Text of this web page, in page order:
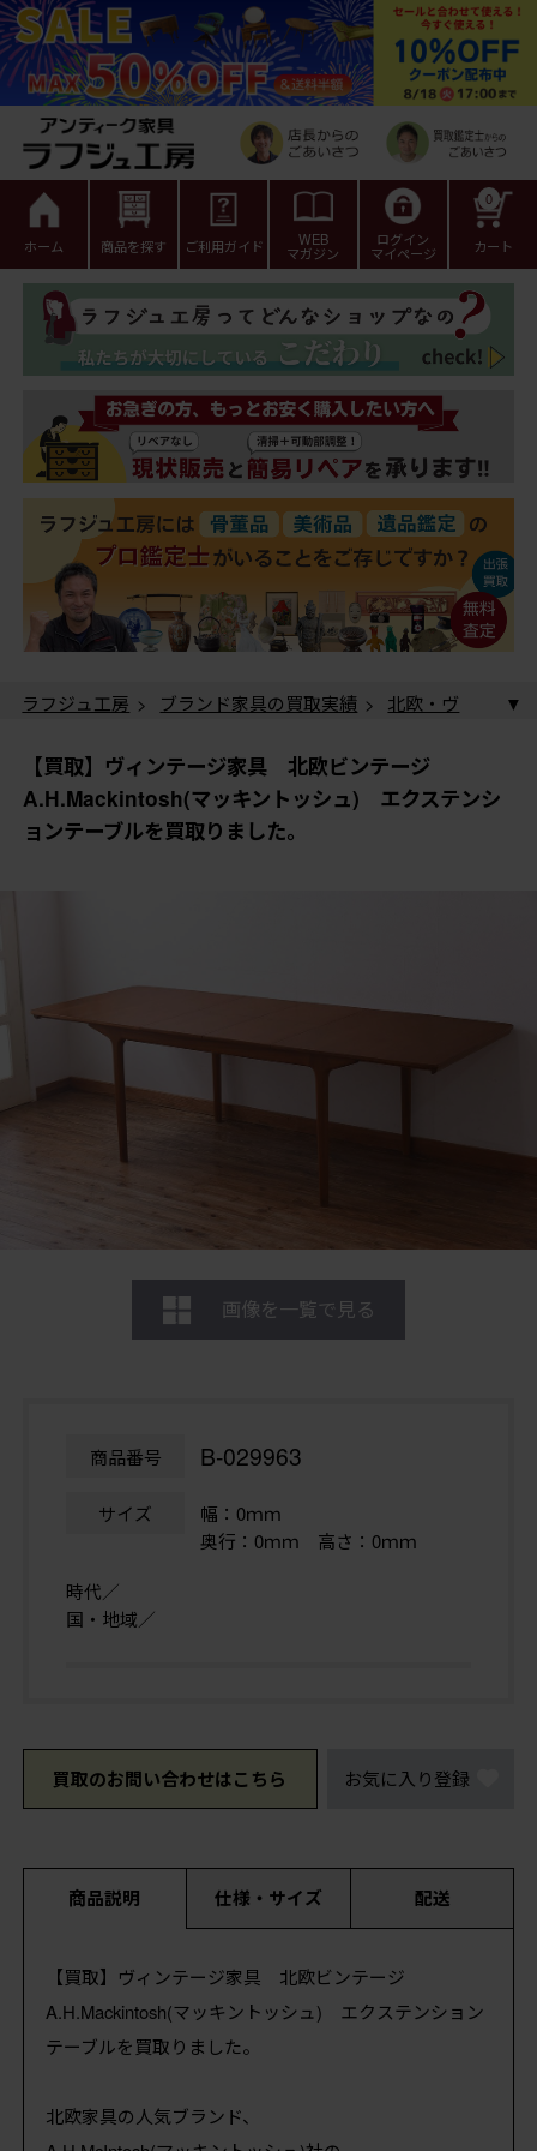
ホーム 商品を探す ご利用ガイド WEB
マガジン
ログイン
マイページ カート
0
ラフジュ工房 > ブランド家具の買取実績 >
北欧・ヴ
具 北欧ビンテージ A.H.Mackintosh(マッキントッシ
ュ) エクステンションテーブルを買取りました。
【買取】ヴィンテージ家具 北欧ビンテージ
A.H.Mackintosh(マッキントッシュ) エクステンシ
ョンテーブルを買取りました。
画像を一覧で見る
商品番号 B-029963
サイズ
幅：0ｍｍ
奥行：0ｍｍ 高さ：0ｍｍ
時代／
国・地域／
買取のお問い合わせはこちら お気に入り登録
商品説明 仕様・サイズ 配送
【買取】ヴィンテージ家具 北欧ビンテージ
A.H.Mackintosh(マッキントッシュ) エクステンション
テーブルを買取りました。
北欧家具の人気ブランド、